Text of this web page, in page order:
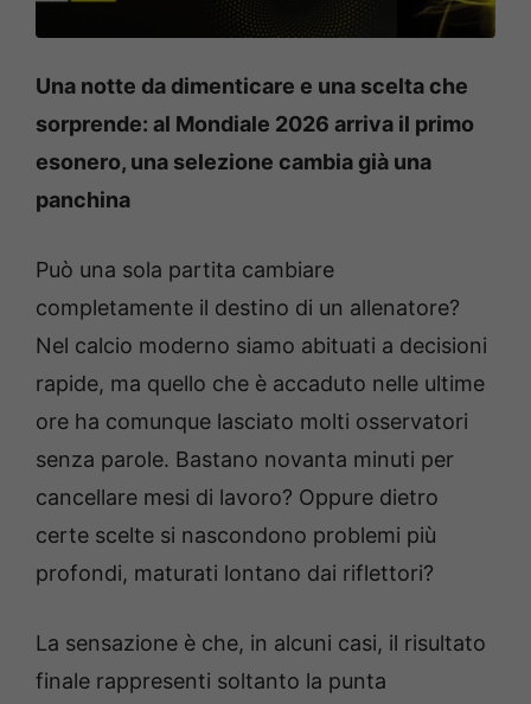
Una notte da dimenticare e una scelta che
sorprende: al Mondiale 2026 arriva il primo
esonero, una selezione cambia già una
panchina
Può una sola partita cambiare
completamente il destino di un allenatore?
Nel calcio moderno siamo abituati a decisioni
rapide, ma quello che è accaduto nelle ultime
ore ha comunque lasciato molti osservatori
senza parole. Bastano novanta minuti per
cancellare mesi di lavoro? Oppure dietro
certe scelte si nascondono problemi più
profondi, maturati lontano dai riflettori?
La sensazione è che, in alcuni casi, il risultato
finale rappresenti soltanto la punta